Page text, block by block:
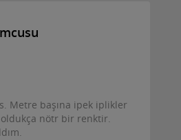
Metre başına ipek iplikler
oldukça nötr bir renktir.